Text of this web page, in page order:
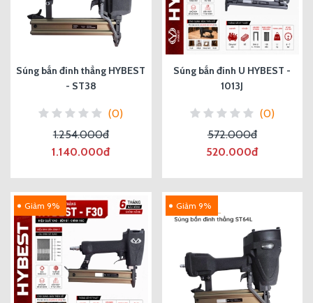
Súng bắn đinh thẳng HYBEST
- ST38
(0)
1.254.000đ
1.140.000đ
Súng bắn đinh U HYBEST -
1013J
(0)
572.000đ
520.000đ
Giảm 9% Giảm 9%